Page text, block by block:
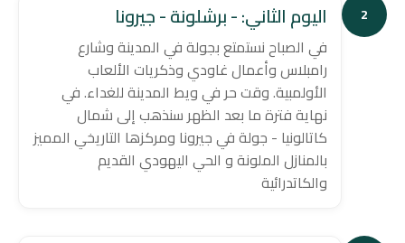
2 اليوم الثاني: - برشلونة - جيرونا
في الصباح نستمتع بجولة في المدينة وشارع
رامبلاس وأعمال غاودي وذكريات الألعاب
الأولمبية. وقت حر في ويط المدينة للغداء. في
نهاية فترة ما بعد الظهر سنذهب إلى شمال
كاتالونيا - جولة في جيرونا ومركزها التاريخي المميز
بالمنازل الملونة و الحي اليهودي القديم
والكاتدرائية